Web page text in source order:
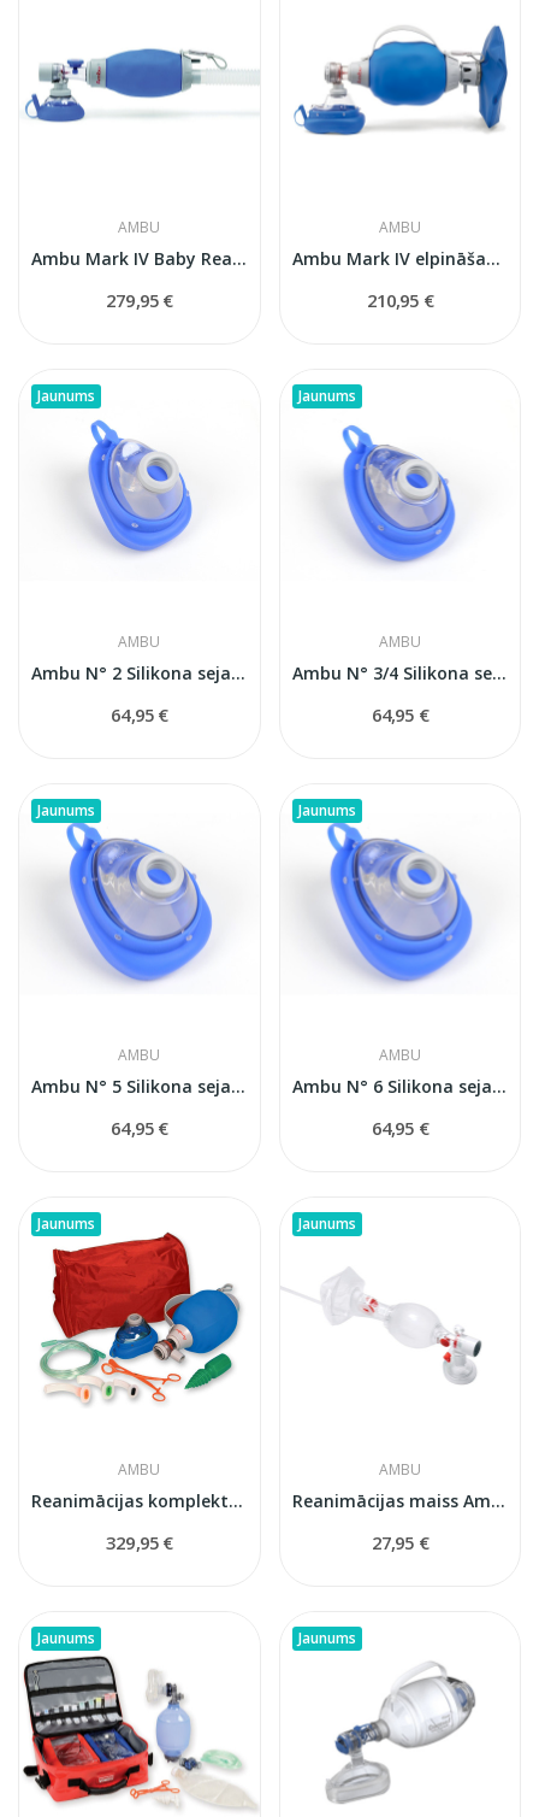
AMBU
Ambu Mark IV Baby Reanimācijas maiss...
279,95 €
AMBU
Ambu Mark IV elpināšanas maiss pieaugušajiem ar...
210,95 €
Jaunums
AMBU
Ambu N° 2 Silikona sejas maska (bērniem)
64,95 €
Jaunums
AMBU
Ambu N° 3/4 Silikona sejas maska...
64,95 €
Jaunums
AMBU
Ambu N° 5 Silikona sejas maska (pieaugušajiem)
64,95 €
Jaunums
AMBU
Ambu N° 6 Silikona sejas maska (lieliem...
64,95 €
Jaunums
AMBU
Reanimācijas komplekts ar Ambu Mark IV maisu...
329,95 €
Jaunums
AMBU
Reanimācijas maiss Ambu SPUR II...
27,95 €
Jaunums Jaunums